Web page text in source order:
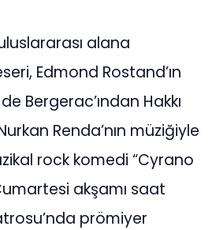
alana
Edmond Rostand’ın
Bergerac’ından Hakkı
Renda’nın müziğiyle
rock komedi “Cyrano
akşamı saat
prömiyer